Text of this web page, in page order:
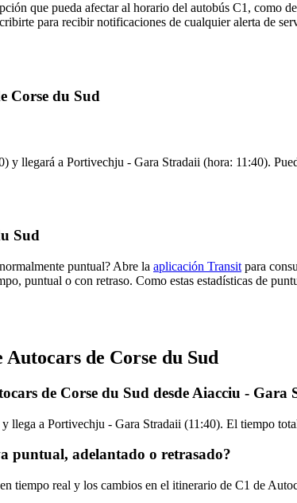
que pueda afectar al horario del autobús C1, como
para recibir notificaciones de cualquier alerta de
Corse du Sud
llegará a Portivechju - Gara Stradaii (hora: 11:40).
Sud
puntual? Abre la aplicación Transit para
puntual o con retraso. Como estas estadísticas de
de Corse du Sud
de Corse du Sud desde Aiacciu - Gara
a Portivechju - Gara Stradaii (11:40). El tiempo
puntual, adelantado o retrasado?
tiempo real y los cambios en el itinerario de C1 de